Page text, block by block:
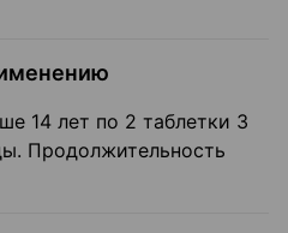
14 лет по 2 таблетки 3
Продолжительность